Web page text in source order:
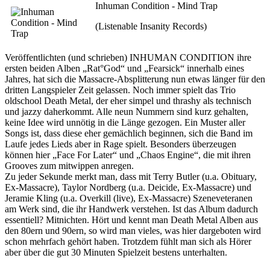
Inhuman Condition - Mind Trap
(Listenable Insanity Records)
Veröffentlichten (und schrieben) INHUMAN CONDITION ihre
ersten beiden Alben „Rat°God“ und „Fearsick“ innerhalb eines
Jahres, hat sich die Massacre-Absplitterung nun etwas länger für den
dritten Langspieler Zeit gelassen. Noch immer spielt das Trio
oldschool Death Metal, der eher simpel und thrashy als technisch
und jazzy daherkommt. Alle neun Nummern sind kurz gehalten,
keine Idee wird unnötig in die Länge gezogen. Ein Muster aller
Songs ist, dass diese eher gemächlich beginnen, sich die Band im
Laufe jedes Lieds aber in Rage spielt. Besonders überzeugen
können hier „Face For Later“ und „Chaos Engine“, die mit ihren
Grooves zum mitwippen anregen.
Zu jeder Sekunde merkt man, dass mit Terry Butler (u.a. Obituary,
Ex-Massacre), Taylor Nordberg (u.a. Deicide, Ex-Massacre) und
Jeramie Kling (u.a. Overkill (live), Ex-Massacre) Szeneveteranen
am Werk sind, die ihr Handwerk verstehen. Ist das Album dadurch
essentiell? Mitnichten. Hört und kennt man Death Metal Alben aus
den 80ern und 90ern, so wird man vieles, was hier dargeboten wird
schon mehrfach gehört haben. Trotzdem fühlt man sich als Hörer
aber über die gut 30 Minuten Spielzeit bestens unterhalten.